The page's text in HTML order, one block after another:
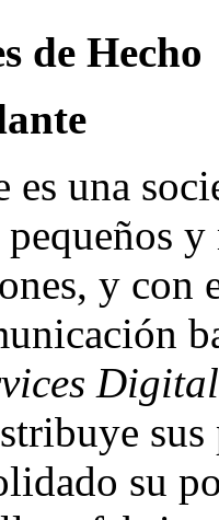
de Hecho
es una
y con
su